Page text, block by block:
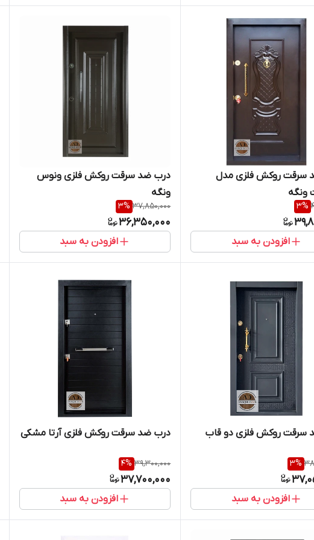
سرقت روکش فلزی مدل
ونگه
3%
افزودن به سبد
درب ضد سرقت روکش فلزی ونوس
ونگه
37,850,000
3%
36,350,000
افزودن به سبد
سرقت روکش فلزی دو قاب
3%
افزودن به سبد
درب ضد سرقت روکش فلزی آرتا مشکی
39,300,000
4%
37,700,000
افزودن به سبد